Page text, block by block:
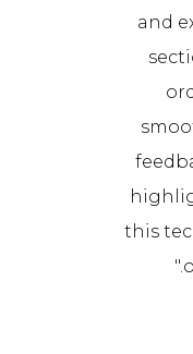
and
this